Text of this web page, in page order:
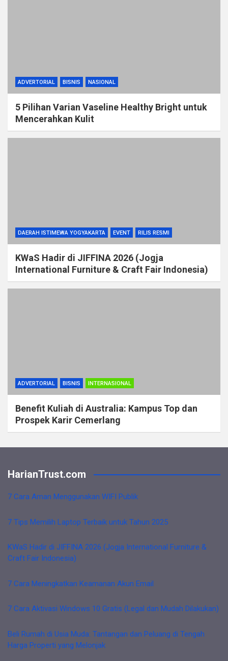
ADVERTORIAL BISNIS NASIONAL
5 Pilihan Varian Vaseline Healthy Bright untuk
Mencerahkan Kulit
DAERAH ISTIMEWA YOGYAKARTA EVENT RILIS RESMI
KWaS Hadir di JIFFINA 2026 (Jogja
International Furniture & Craft Fair Indonesia)
ADVERTORIAL BISNIS INTERNASIONAL
Benefit Kuliah di Australia: Kampus Top dan
Prospek Karir Cemerlang
HarianTrust.com
7 Cara Aman Menggunakan WIFI Publik
7 Tips Memilih Laptop Terbaik untuk Tahun 2025
KWaS Hadir di JIFFINA 2026 (Jogja International Furniture &
Craft Fair Indonesia)
7 Cara Meningkatkan Keamanan Akun Email
7 Cara Aktivasi Windows 10 Gratis (Legal dan Mudah Dilakukan)
Beli Rumah di Usia Muda: Tantangan dan Peluang di Tengah
Harga Properti yang Melonjak